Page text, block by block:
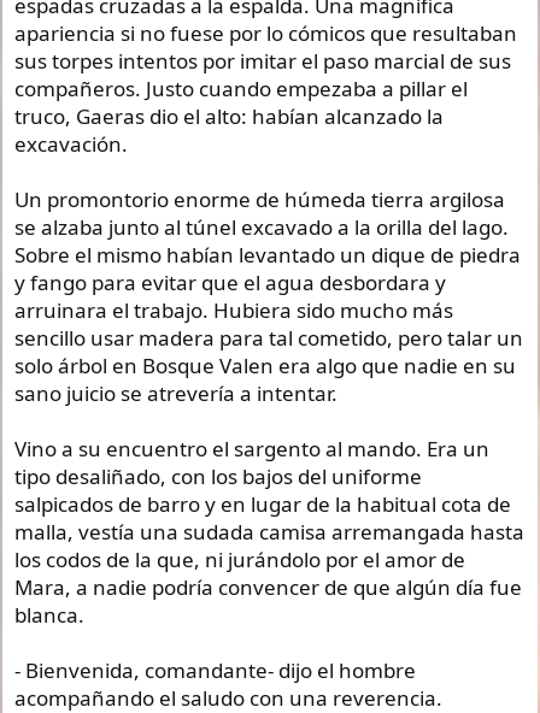
apariencia si no fuese por lo cómicos que resultaban
sus torpes intentos por imitar el paso marcial de sus
compañeros. Justo cuando empezaba a pillar el
truco, Gaeras dio el alto: habían alcanzado la
excavación.
Un promontorio enorme de húmeda tierra argilosa
se alzaba junto al túnel excavado a la orilla del lago.
Sobre el mismo habían levantado un dique de piedra
y fango para evitar que el agua desbordara y
arruinara el trabajo. Hubiera sido mucho más
sencillo usar madera para tal cometido, pero talar un
solo árbol en Bosque Valen era algo que nadie en su
sano juicio se atrevería a intentar.
Vino a su encuentro el sargento al mando. Era un
tipo desaliñado, con los bajos del uniforme
salpicados de barro y en lugar de la habitual cota de
malla, vestía una sudada camisa arremangada hasta
los codos de la que, ni jurándolo por el amor de
Mara, a nadie podría convencer de que algún día fue
blanca.
- Bienvenida, comandante- dijo el hombre
acompañando el saludo con una reverencia.